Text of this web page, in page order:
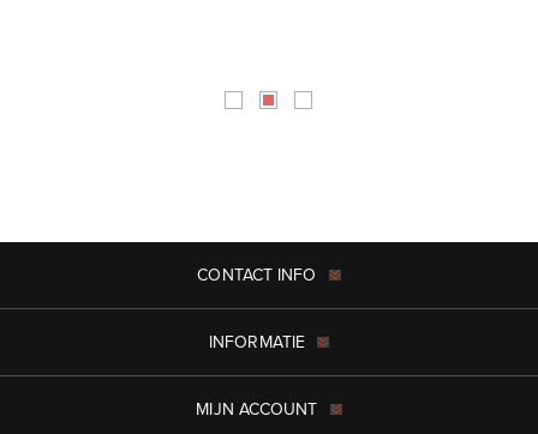
CONTACT INFO
INFORMATIE
MIJN ACCOUNT